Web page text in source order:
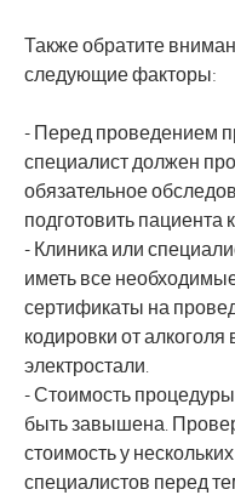
Также обратите
следующие факторы:
- Перед проведением
специалист должен
обязательное
подготовить пациента
- Клиника или
иметь все
сертификаты на
кодировки от алкоголя
электростали.
- Стоимость
быть завышена.
стоимость у
специалистов перед